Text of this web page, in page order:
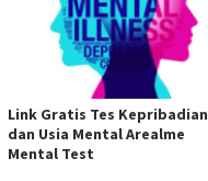
Link Gratis Tes Kepribadian
dan Usia Mental Arealme
Mental Test